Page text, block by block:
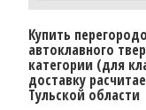
Купить
автоклавного
категории (для
доставку
Тульской области